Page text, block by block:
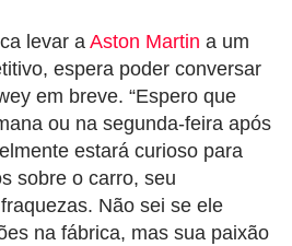
levar aAston Martin a um
espera poder conversar
em breve. “Espero que
ou na segunda-feira após
estará curioso para
sobre o carro, seu
Não sei se ele
na fábrica, mas sua paixão